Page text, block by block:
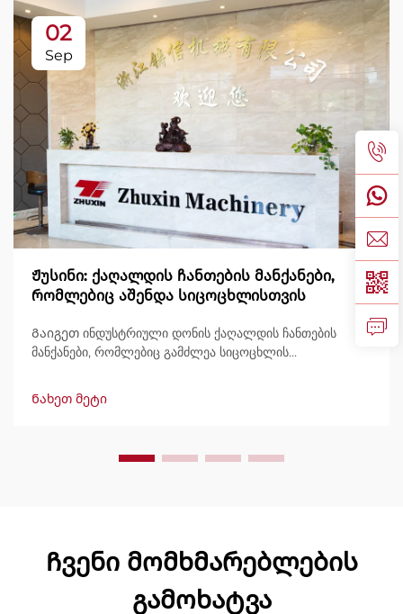
02
Sep
Ჟუსინი: ქაღალდის ჩანთების მანქანები,
რომლებიც აშენდა სიცოცხლისთვის
Გაიგეთ ინდუსტრიული დონის ქაღალდის ჩანთების
მანქანები, რომლებიც გამძლეა სიცოცხლის
მსოფლიოში ნდობით გამოიყენება გამძლეობის,
მარტივად მართვის და მინიმალური შესვენების გამო.
Ნახეთ მეტი
Ჩვენი მომხმარებლების
გამოხატვა